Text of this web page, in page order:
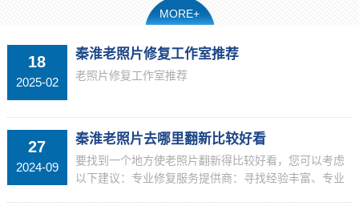
MORE+
18
2025-02
秦淮老照片修复工作室推荐
老照片修复工作室推荐
27
2024-09
秦淮老照片去哪里翻新比较好看
要找到一个地方使老照片翻新得比较好看，您可以考虑
以下建议：专业修复服务提供商：寻找经验丰富、专业